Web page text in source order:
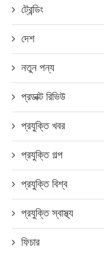
ট্রেন্ডিং
দেশ
নতুন পন্য
প্রডাক্ট রিভিউ
প্রযুক্তি খবর
প্রযুক্তি গল্প
প্রযুক্তি বিশ্ব
প্রযুক্তি স্বাস্থ্য
ফিচার